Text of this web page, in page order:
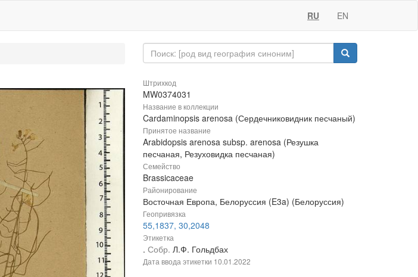
RU EN
Штрихкод
MW0374031
Название в коллекции
Cardaminopsis arenosa (Сердечниковидник песчаный)
Принятое название
Arabidopsis arenosa subsp. arenosa (Резушка
песчаная, Резуховидка песчаная)
Семейство
Brassicaceae
Районирование
Восточная Европа, Белоруссия (E3a) (Белоруссия)
Геопривязка
55,1837, 30,2048
Этикетка
. Собр. Л.Ф. Гольдбах
Дата ввода этикетки 10.01.2022